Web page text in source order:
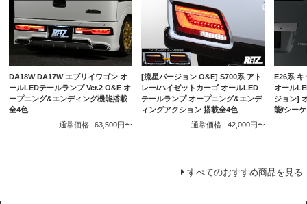
DA18W DA17W エブリイワゴン オ
ールLEDテールランプ Ver.2 O&E オ
ープニング&エンディング機能搭載
全4色
通常価格
63,500円〜
[流星バージョン O&E] S700系 アト
レー/ハイゼットカーゴ オールLED
テールランプ オープニング&エンデ
ィングアクション 搭載全4色
通常価格
42,000円〜
E26系 キ
オール
ジョン]
能/シー
すべてのおすすめ商品を見る